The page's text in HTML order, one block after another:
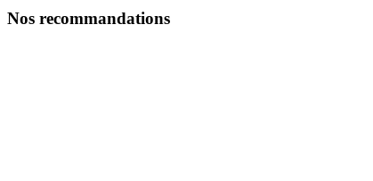
Nos recommandations